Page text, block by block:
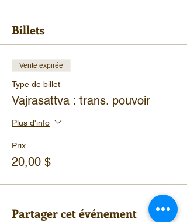
Billets
Vente expirée
Type de billet
Vajrasattva : trans. pouvoir
Plus d'info
Prix
20,00 $
Partager cet événement